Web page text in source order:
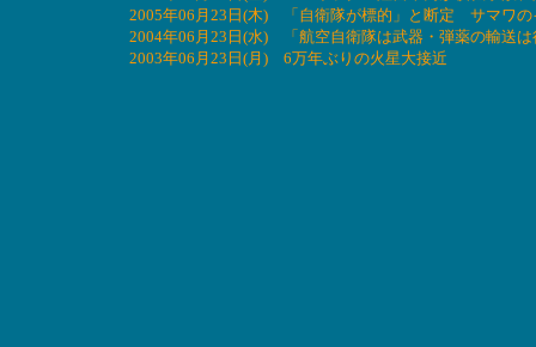
2005年06月23日(木) 「自衛隊が標的」と断定 サマワ
2004年06月23日(水) 「航空自衛隊は武器・弾薬の輸送
2003年06月23日(月) 6万年ぶりの火星大接近